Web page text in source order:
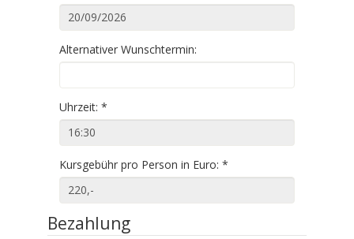
Alternativer Wunschtermin:
Uhrzeit: *
Kursgebühr pro Person in Euro: *
Bezahlung